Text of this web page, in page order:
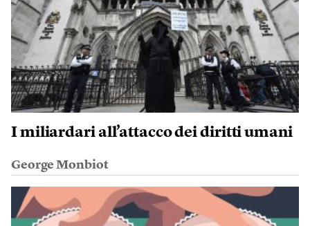
I miliardari all’attacco dei diritti umani
George Monbiot